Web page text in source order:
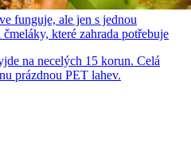
funguje, ale jen s jednou
které zahrada potřebuje
na necelých 15 korun. Celá
prázdnou PET lahev.